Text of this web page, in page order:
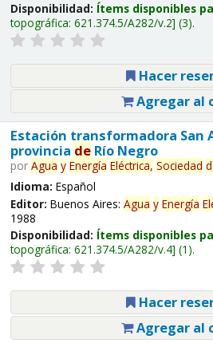
Disponibilidad: Ítems disponibles
topográfica: 621.374.5/A282/v.2 (3).
Hacer
Agregar al
Estación transformadora San
provincia deRío Negro
por Agua y Energía Eléctrica, Sociedad
Idioma: Español
Editor: Buenos Aires: Agua y Energía
1988
Disponibilidad: Ítems disponibles
topográfica: 621.374.5/A282/v.4 (1).
Hacer
Agregar al